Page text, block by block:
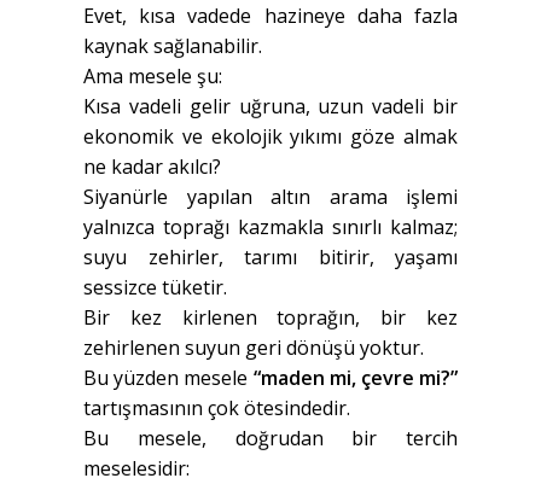
Evet, kısa vadede hazineye daha fazla
kaynak sağlanabilir.
Ama mesele şu:
Kısa vadeli gelir uğruna, uzun vadeli bir
ekonomik ve ekolojik yıkımı göze almak
ne kadar akılcı?
Siyanürle yapılan altın arama işlemi
yalnızca toprağı kazmakla sınırlı kalmaz;
suyu zehirler, tarımı bitirir, yaşamı
sessizce tüketir.
Bir kez kirlenen toprağın, bir kez
zehirlenen suyun geri dönüşü yoktur.
Bu yüzden mesele “maden mi, çevre mi?”
tartışmasının çok ötesindedir.
Bu mesele, doğrudan bir tercih
meselesidir: